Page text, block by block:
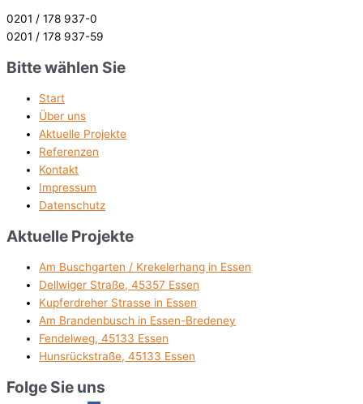
0201 / 178 937-0
0201 / 178 937-59
Bitte wählen Sie
Start
Über uns
Aktuelle Projekte
Referenzen
Kontakt
Impressum
Datenschutz
Aktuelle Projekte
Am Buschgarten / Krekelerhang in Essen
Dellwiger Straße, 45357 Essen
Kupferdreher Strasse in Essen
Am Brandenbusch in Essen-Bredeney
Fendelweg, 45133 Essen
Hunsrückstraße, 45133 Essen
Folge Sie uns